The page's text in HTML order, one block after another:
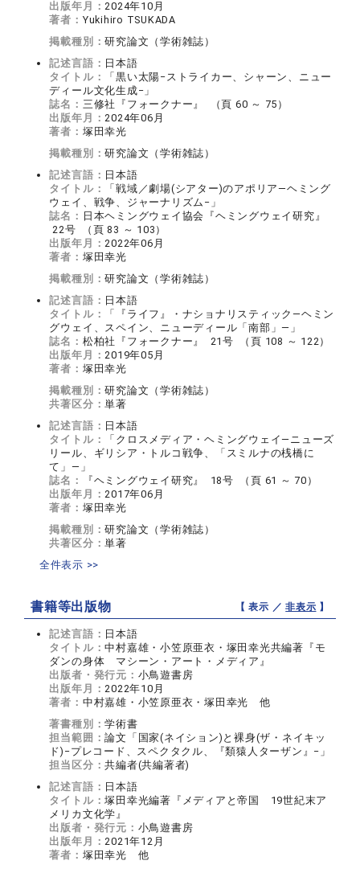
出版年月： 2024年10月
著者： Yukihiro TSUKADA
掲載種別：研究論文（学術雑誌）
記述言語： 日本語
タイトル：
「黒い太陽−ストライカー、シャーン、ニュー
ディール文化生成−」
誌名： 三修社『フォークナー』 （頁 60 ～ 75）
出版年月： 2024年06月
著者： 塚田幸光
掲載種別：研究論文（学術雑誌）
記述言語： 日本語
タイトル：
「戦域／劇場(シアター)のアポリア—ヘミング
ウェイ、戦争、ジャーナリズム−」
誌名： 日本ヘミングウェイ協会『ヘミングウェイ研究』
22号 （頁 83 ～ 103）
出版年月： 2022年06月
著者： 塚田幸光
掲載種別：研究論文（学術雑誌）
記述言語： 日本語
タイトル：
「『ライフ』・ナショナリスティック—ヘミン
グウェイ、スペイン、ニューディール「南部」—」
誌名： 松柏社『フォークナー』 21号 （頁 108 ～ 122）
出版年月： 2019年05月
著者： 塚田幸光
掲載種別：研究論文（学術雑誌）
共著区分：単著
記述言語： 日本語
タイトル：
「クロスメディア・ヘミングウェイ—ニューズ
リール、ギリシア・トルコ戦争、「スミルナの桟橋に
て」—」
誌名：
『ヘミングウェイ研究』 18号 （頁 61 ～ 70）
出版年月： 2017年06月
著者： 塚田幸光
掲載種別：研究論文（学術雑誌）
共著区分：単著
全件表示 >>
書籍等出版物 【 表示 ／非表示 】
記述言語： 日本語
タイトル：中村嘉雄・小笠原亜衣・塚田幸光共編著『モ
ダンの身体 マシーン・アート・メディア』
出版者・発行元： 小鳥遊書房
出版年月： 2022年10月
著者： 中村嘉雄・小笠原亜衣・塚田幸光 他
著書種別：学術書
担当範囲：論文「国家(ネイション)と裸身(ザ・ネイキッ
ド)−プレコード、スペクタクル、『類猿人ターザン』−」
担当区分：共編者(共編著者)
記述言語： 日本語
タイトル：塚田幸光編著『メディアと帝国 19世紀末ア
メリカ文化学』
出版者・発行元： 小鳥遊書房
出版年月： 2021年12月
著者： 塚田幸光 他